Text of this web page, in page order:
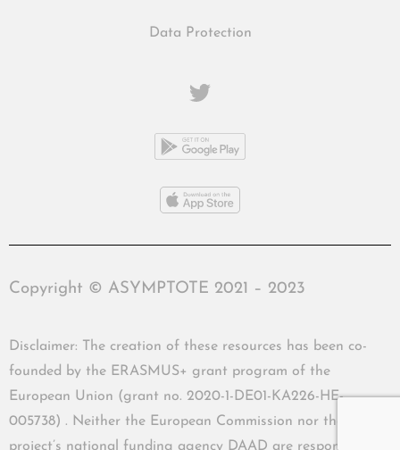
Data Protection
Copyright © ASYMPTOTE 2021 – 2023
Disclaimer: The creation of these resources has been co-
founded by the ERASMUS+ grant program of the
European Union (grant no. 2020-1-DE01-KA226-HE-
005738) . Neither the European Commission nor the
project’s national funding agency DAAD are responsible